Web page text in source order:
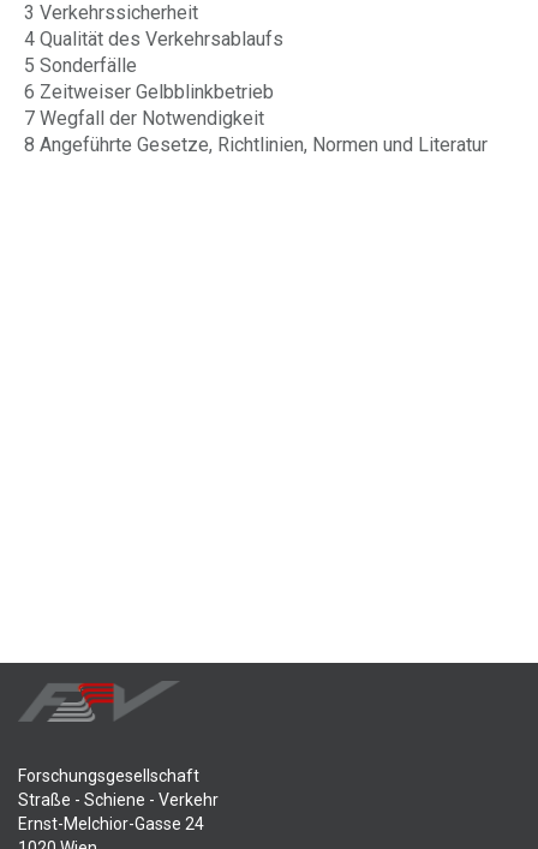
3 Verkehrssicherheit
4 Qualität des Verkehrsablaufs
5 Sonderfälle
6 Zeitweiser Gelbblinkbetrieb
7 Wegfall der Notwendigkeit
8 Angeführte Gesetze, Richtlinien, Normen und Literatur
Forschungsgesellschaft
Straße - Schiene - Verkehr
Ernst-Melchior-Gasse 24